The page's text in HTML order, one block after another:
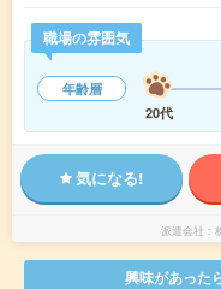
職場の雰囲気
年齢層
20代
気になる!
派遣会社
興味があった